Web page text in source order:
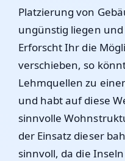
Platzierung von
ungünstig liegen
Erforscht Ihr die
verschieben, so
Lehmquellen zu
und habt auf diese
sinnvolle
der Einsatz dieser
sinnvoll, da die